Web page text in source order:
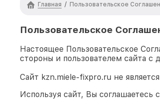
Главная / Пользовательское
Пользовательское
Настоящее Пользовательское
стороны и пользователем сайта с
Сайт kzn.miele-fixpro.ru не
Используя сайт, Вы соглашаетесь